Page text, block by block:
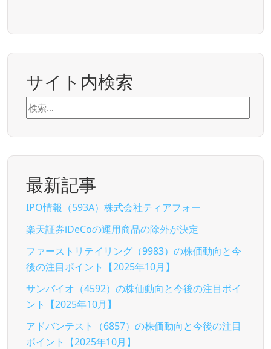
サイト内検索
検
索:
最新記事
IPO情報（593A）株式会社ティアフォー
楽天証券iDeCoの運用商品の除外が決定
ファーストリテイリング（9983）の株価動向と今
後の注目ポイント【2025年10月】
サンバイオ（4592）の株価動向と今後の注目ポイ
ント【2025年10月】
アドバンテスト（6857）の株価動向と今後の注目
ポイント【2025年10月】